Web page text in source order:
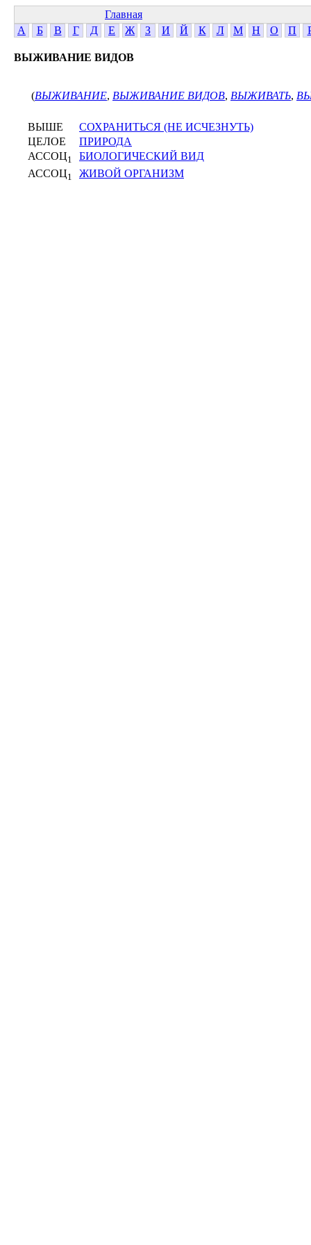
Главная
А
Б В Г Д Е Ж З И Й К Л М Н О П
ВЫЖИВАНИЕ ВИДОВ
(ВЫЖИВАНИЕ, ВЫЖИВАНИЕ ВИДОВ, ВЫЖИВАТЬ,
ВЫШЕ
СОХРАНИТЬСЯ (НЕ ИСЧЕЗНУТЬ)
ЦЕЛОЕ
ПРИРОДА
АССОЦ1
БИОЛОГИЧЕСКИЙ ВИД
АССОЦ1 ЖИВОЙ ОРГАНИЗМ